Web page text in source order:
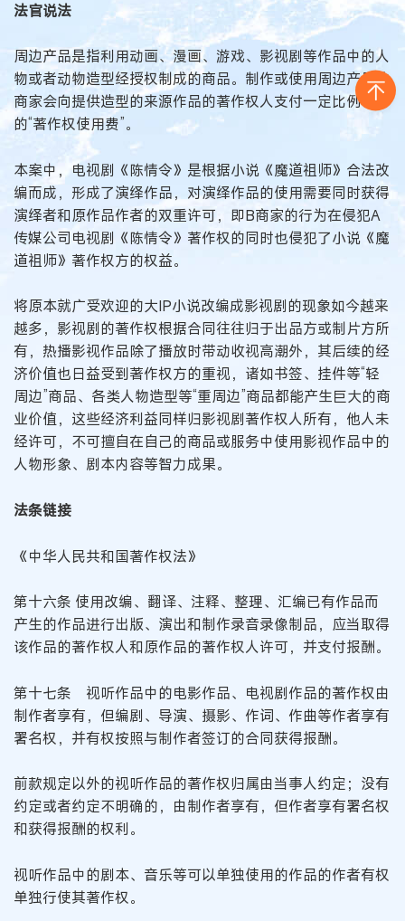
法官说法
周边产品是指利用动画、漫画、游戏、影视剧等作品中的人
物或者动物造型经授权制成的商品。制作或使用周边产品的
商家会向提供造型的来源作品的著作权人支付一定比例
的“著作权使用费”。
本案中，电视剧《陈情令》是根据小说《魔道祖师》合法改
编而成，形成了演绎作品，对演绎作品的使用需要同时获得
演绎者和原作品作者的双重许可，即B商家的行为在侵犯A
传媒公司电视剧《陈情令》著作权的同时也侵犯了小说《魔
道祖师》著作权方的权益。
将原本就广受欢迎的大IP小说改编成影视剧的现象如今越来
越多，影视剧的著作权根据合同往往归于出品方或制片方所
有，热播影视作品除了播放时带动收视高潮外，其后续的经
济价值也日益受到著作权方的重视，诸如书签、挂件等“轻
周边”商品、各类人物造型等“重周边”商品都能产生巨大的商
业价值，这些经济利益同样归影视剧著作权人所有，他人未
经许可，不可擅自在自己的商品或服务中使用影视作品中的
人物形象、剧本内容等智力成果。
法条链接
《中华人民共和国著作权法》
第十六条 使用改编、翻译、注释、整理、汇编已有作品而
产生的作品进行出版、演出和制作录音录像制品，应当取得
该作品的著作权人和原作品的著作权人许可，并支付报酬。
第十七条 视听作品中的电影作品、电视剧作品的著作权由
制作者享有，但编剧、导演、摄影、作词、作曲等作者享有
署名权，并有权按照与制作者签订的合同获得报酬。
前款规定以外的视听作品的著作权归属由当事人约定；没有
约定或者约定不明确的，由制作者享有，但作者享有署名权
和获得报酬的权利。
视听作品中的剧本、音乐等可以单独使用的作品的作者有权
单独行使其著作权。